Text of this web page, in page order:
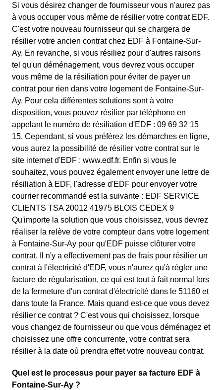
Si vous désirez changer de fournisseur vous n'aurez pas
à vous occuper vous même de résilier votre contrat EDF.
C'est votre nouveau fournisseur qui se chargera de
résilier votre ancien contrat chez EDF à Fontaine-Sur-
Ay. En revanche, si vous résiliez pour d'autres raisons
tel qu'un déménagement, vous devrez vous occuper
vous même de la résiliation pour éviter de payer un
contrat pour rien dans votre logement de Fontaine-Sur-
Ay. Pour cela différentes solutions sont à votre
disposition, vous pouvez résilier par téléphone en
appelant le numéro de résiliation d'EDF : 09 69 32 15
15. Cependant, si vous préférez les démarches en ligne,
vous aurez la possibilité de résilier votre contrat sur le
site internet d'EDF : www.edf.fr. Enfin si vous le
souhaitez, vous pouvez également envoyer une lettre de
résiliation à EDF, l'adresse d'EDF pour envoyer votre
courrier recommandé est la suivante : EDF SERVICE
CLIENTS TSA 20012 41975 BLOIS CEDEX 9
Qu'importe la solution que vous choisissez, vous devrez
réaliser la relève de votre compteur dans votre logement
à Fontaine-Sur-Ay pour qu'EDF puisse clôturer votre
contrat. Il n'y a effectivement pas de frais pour résilier un
contrat à l'électricité d'EDF, vous n'aurez qu'à régler une
facture de régularisation, ce qui est tout à fait normal lors
de la fermeture d'un contrat d'électricité dans le 51160 et
dans toute la France. Mais quand est-ce que vous devez
résilier ce contrat ? C'est vous qui choisissez, lorsque
vous changez de fournisseur ou que vous déménagez et
choisissez une offre concurrente, votre contrat sera
résilier à la date où prendra effet votre nouveau contrat.
Quel est le processus pour payer sa facture EDF à
Fontaine-Sur-Ay ?